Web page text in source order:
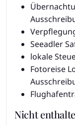
Seeadler
lokale
Fotoreise
Nicht